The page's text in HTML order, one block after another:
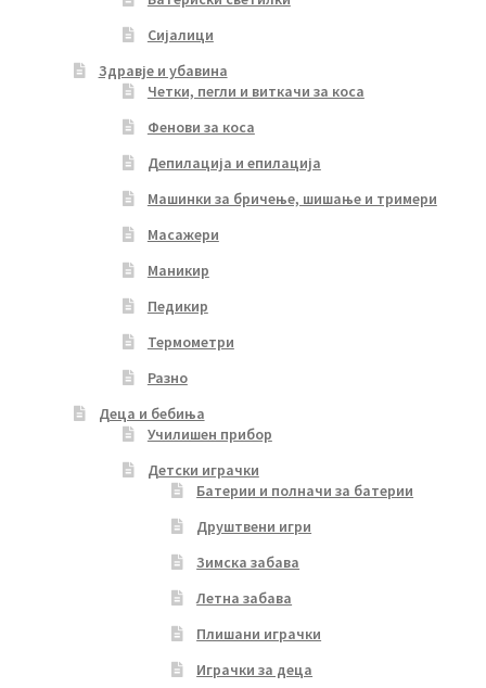
Сијалици
Здравје и убавина
Четки, пегли и виткачи за коса
Фенови за коса
Депилација и епилација
Машинки за бричење, шишање и тримери
Масажери
Маникир
Педикир
Термометри
Разно
Деца и бебиња
Училишен прибор
Детски играчки
Батерии и полначи за батерии
Друштвени игри
Зимска забава
Летна забава
Плишани играчки
Играчки за деца